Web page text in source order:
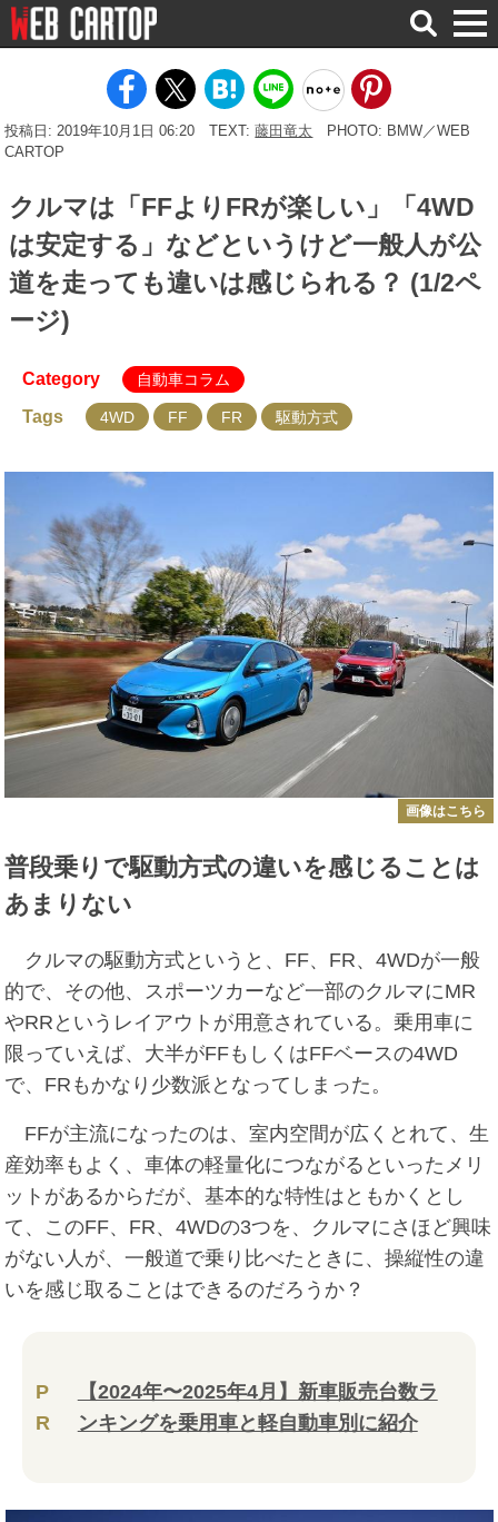
検
索
投稿日: 2019年10月1日 06:20 TEXT:藤田竜太
PHOTO: BMW／WEB
CARTOP
クルマは「FFよりFRが楽しい」「4WD
は安定する」などというけど一般人が公
道を走っても違いは感じられる？ (1/2ペ
ージ)
Category 自動車コラム
Tags 4WD FF FR 駆動方式
画像はこちら
普段乗りで駆動方式の違いを感じることは
あまりない
クルマの駆動方式というと、FF、FR、4WDが一般
的で、その他、スポーツカーなど一部のクルマにMR
やRRというレイアウトが用意されている。乗用車に
限っていえば、大半がFFもしくはFFベースの4WD
で、FRもかなり少数派となってしまった。
FFが主流になったのは、室内空間が広くとれて、生
産効率もよく、車体の軽量化につながるといったメリ
ットがあるからだが、基本的な特性はともかくとし
て、このFF、FR、4WDの3つを、クルマにさほど興味
がない人が、一般道で乗り比べたときに、操縦性の違
いを感じ取ることはできるのだろうか？
P
R
【2024年〜2025年4月】新車販売台数ラ
ンキングを乗用車と軽自動車別に紹介